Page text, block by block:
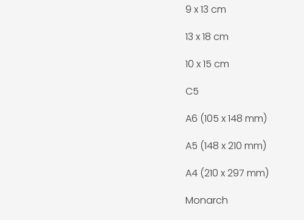
9 x 13 cm
13 x 18 cm
10 x 15 cm
C5
A6 (105 x 148 mm)
A5 (148 x 210 mm)
A4 (210 x 297 mm)
Monarch